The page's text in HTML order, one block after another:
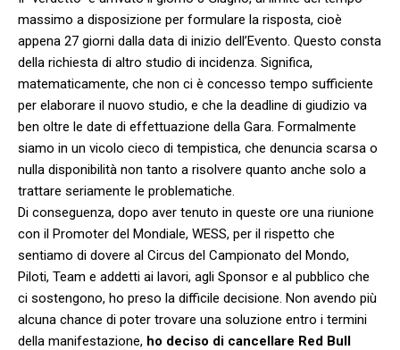
massimo a disposizione per formulare la risposta, cioè
appena 27 giorni dalla data di inizio dell’Evento. Questo consta
della richiesta di altro studio di incidenza. Significa,
matematicamente, che non ci è concesso tempo sufficiente
per elaborare il nuovo studio, e che la deadline di giudizio va
ben oltre le date di effettuazione della Gara. Formalmente
siamo in un vicolo cieco di tempistica, che denuncia scarsa o
nulla disponibilità non tanto a risolvere quanto anche solo a
trattare seriamente le problematiche.
Di conseguenza, dopo aver tenuto in queste ore una riunione
con il Promoter del Mondiale, WESS, per il rispetto che
sentiamo di dovere al Circus del Campionato del Mondo,
Piloti, Team e addetti ai lavori, agli Sponsor e al pubblico che
ci sostengono, ho preso la difficile decisione. Non avendo più
alcuna chance di poter trovare una soluzione entro i termini
della manifestazione, ho deciso di cancellare Red Bull